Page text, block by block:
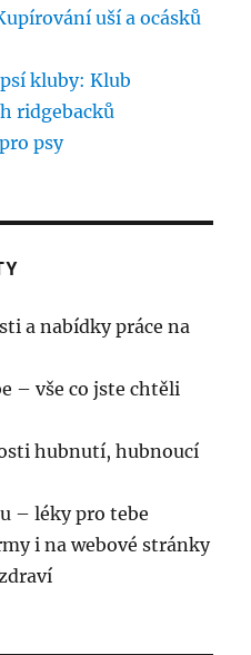
uší a ocásků
kluby: Klub
ridgebacků
psy
a nabídky práce na
– vše co jste chtěli
hubnutí, hubnoucí
– léky pro tebe
i na webové stránky